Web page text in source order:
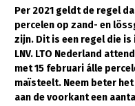
Transitiepaden
Thema’s
Gezonde planten
Gezonde dieren
Per 2021 geldt de regel
percelen op zand- en
zijn. Dit is een regel die
LNV. LTO Nederland
met 15 februari álle
maïsteelt. Neem beter
aan de voorkant een